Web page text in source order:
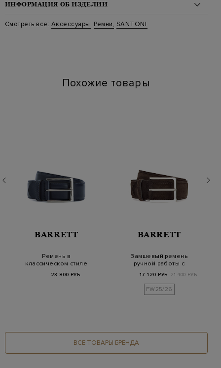
ИНФОРМАЦИЯ ОБ ИЗДЕЛИИ
Материал: кожа 100%
Стиль: Классические
Смотреть все: Аксессуары, Ремни, SANTONI
Похожие товары
BARRETT
Ремень в
классическом стиле
вручную кожи
23 800 РУБ.
BARRETT
Замшевый ремень
ручной работы с
пряжкой
17 120 РУБ. 21 400 РУБ.
FW25/26
ВСЕ ТОВАРЫ БРЕНДА